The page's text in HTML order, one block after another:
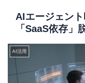
AIエージェン
「SaaS依存」
AI活用